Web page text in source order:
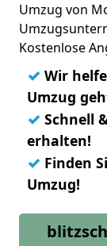
Umzug von
Kostenlose
✓ Wir
Umzug
✓ Schnell
erhalten!
✓ Finden
Umzug!